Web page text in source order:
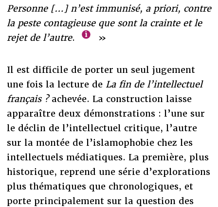
Personne […] n’est immunisé, a priori, contre
la peste contagieuse que sont la crainte et le
rejet de l’autre. »
Il est difficile de porter un seul jugement
une fois la lecture de La fin de l’intellectuel
français ?achevée. La construction laisse
apparaître deux démonstrations : l’une sur
le déclin de l’intellectuel critique, l’autre
sur la montée de l’islamophobie chez les
intellectuels médiatiques. La première, plus
historique, reprend une série d’explorations
plus thématiques que chronologiques, et
porte principalement sur la question des